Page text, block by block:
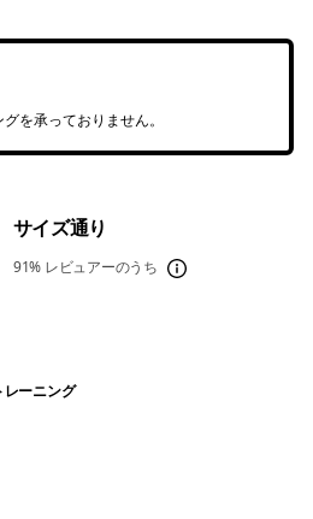
を承っておりません。
サイズ通り
91% レビュアーのうち
レーニング